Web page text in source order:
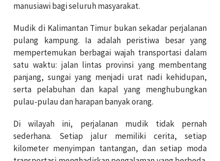
manusiawi bagi seluruh masyarakat.
Mudik di Kalimantan Timur bukan sekadar perjalanan
pulang kampung. Ia adalah peristiwa besar yang
mempertemukan berbagai wajah transportasi dalam
satu waktu: jalan lintas provinsi yang membentang
panjang, sungai yang menjadi urat nadi kehidupan,
serta pelabuhan dan kapal yang menghubungkan
pulau-pulau dan harapan banyak orang.
Di wilayah ini, perjalanan mudik tidak pernah
sederhana. Setiap jalur memiliki cerita, setiap
kilometer menyimpan tantangan, dan setiap moda